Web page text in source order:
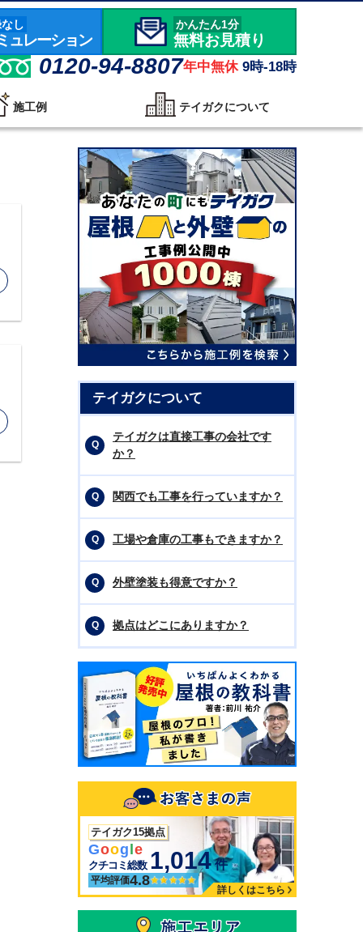
し
ュレーション
かんたん1分
無料お見積り
0120-94-8807年中無休 9時-18時
施工例 テイガクについて
テイガクについて
テイガクは直接工事の会社です
か？
関西でも工事を行っていますか？
工場や倉庫の工事もできますか？
外壁塗装も得意ですか？
拠点はどこにありますか？
テイガク15拠点
Goog le
クチコミ総数 1,014 件
平均評価4.8
詳しくはこちら